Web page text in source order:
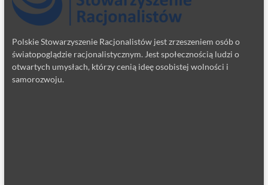
Polskie Stowarzyszenie Racjonalistów jest zrzeszeniem osób o
światopoglądzie racjonalistycznym. Jest społecznością ludzi o
otwartych umysłach, którzy cenią ideę osobistej wolności i
samorozwoju.